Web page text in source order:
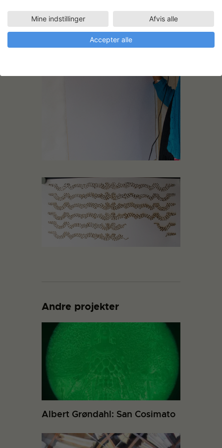
Andre projekter
Albert Grøndahl: San Cosimato
Mine indstillinger Afvis alle
Accepter alle